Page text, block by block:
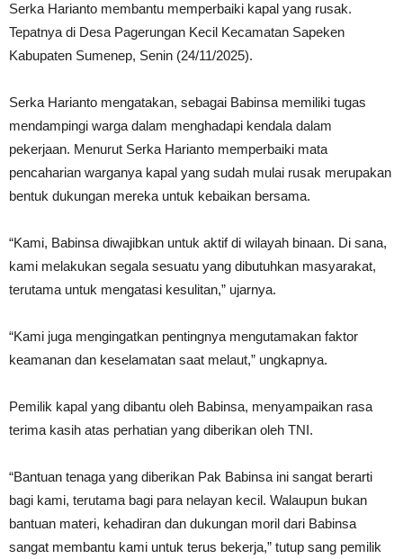
Serka Harianto membantu memperbaiki kapal yang rusak.
Tepatnya di Desa Pagerungan Kecil Kecamatan Sapeken
Kabupaten Sumenep, Senin (24/11/2025).
Serka Harianto mengatakan, sebagai Babinsa memiliki tugas
mendampingi warga dalam menghadapi kendala dalam
pekerjaan. Menurut Serka Harianto memperbaiki mata
pencaharian warganya kapal yang sudah mulai rusak merupakan
bentuk dukungan mereka untuk kebaikan bersama.
“Kami, Babinsa diwajibkan untuk aktif di wilayah binaan. Di sana,
kami melakukan segala sesuatu yang dibutuhkan masyarakat,
terutama untuk mengatasi kesulitan,” ujarnya.
“Kami juga mengingatkan pentingnya mengutamakan faktor
keamanan dan keselamatan saat melaut,” ungkapnya.
Pemilik kapal yang dibantu oleh Babinsa, menyampaikan rasa
terima kasih atas perhatian yang diberikan oleh TNI.
“Bantuan tenaga yang diberikan Pak Babinsa ini sangat berarti
bagi kami, terutama bagi para nelayan kecil. Walaupun bukan
bantuan materi, kehadiran dan dukungan moril dari Babinsa
sangat membantu kami untuk terus bekerja,” tutup sang pemilik